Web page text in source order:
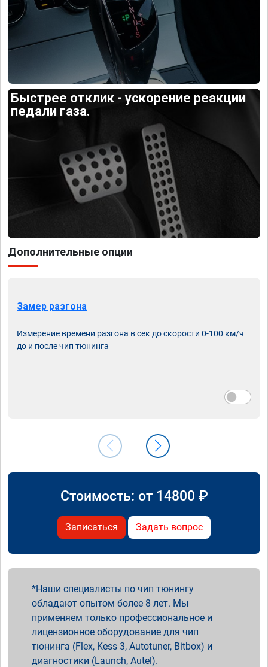
Быстрее отклик - ускорение реакции
педали газа.
Дополнительные опции
Замер разгона
Измерение времени разгона в сек до скорости 0-100 км/ч
до и после чип тюнинга
Стоимость: от 14800 ₽
Записаться Задать вопрос
Наши специалисты по чип тюнингу
обладают опытом более 8 лет. Мы
применяем только профессиональное и
лицензионное оборудование для чип
тюнинга (Flex, Kess 3, Autotuner, Bitbox) и
диагностики (Launch, Autel).